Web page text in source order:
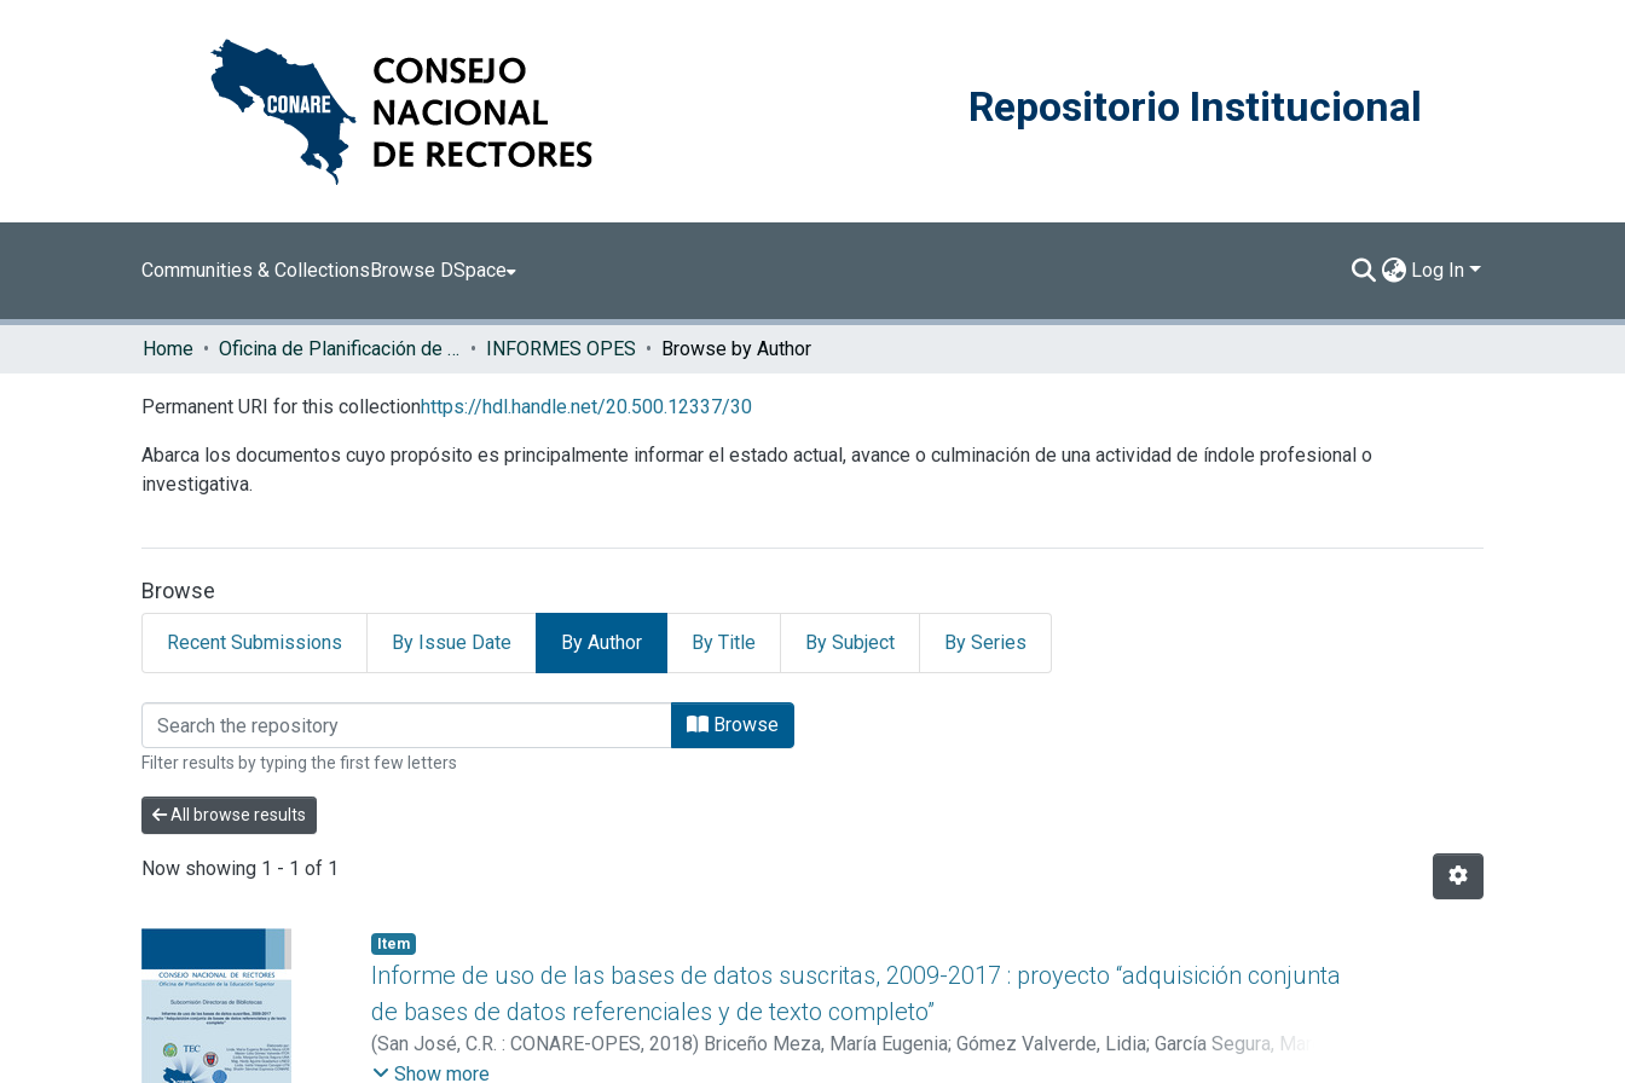
Repositorio Institucional
Communities & CollectionsBrowse DSpace Log In
Home Oficina de Planificación de la Educación Superior (OPES) INFORMES OPES Browse by Author
Permanent URI for this collectionhttps://hdl.handle.net/20.500.12337/30
Abarca los documentos cuyo propósito es principalmente informar el estado actual, avance o culminación de una actividad de índole profesional o
investigativa.
Browse
Recent Submissions By Issue Date By Author By Title By Subject By Series
Browsing INFORMES OPES by Author "Aguirre Guadamuz, Heidy"
Browse
Filter results by typing the first few letters
All browse results
Now showing 1 - 1 of 1
Item
Informe de uso de las bases de datos suscritas, 2009-2017 : proyecto “adquisición conjunta
de bases de datos referenciales y de texto completo”
(San José, C.R. : CONARE-OPES, 2018) Briceño Meza, María Eugenia; Gómez Valverde, Lidia; García Segura, Margarita
Aguirre Guadamuz, Heidy
Show more